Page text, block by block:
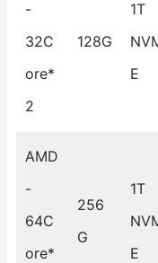
-
32C
ore*
2
128G
1T
E
AMD
-
64C
ore*
256
G
1T
E